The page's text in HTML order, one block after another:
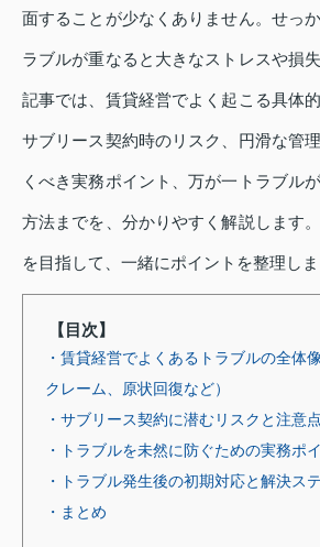
面することが少なくありません。せっ
ラブルが重なると大きなストレスや損
記事では、賃貸経営でよく起こる具体
サブリース契約時のリスク、円滑な管
くべき実務ポイント、万が一トラブル
方法までを、分かりやすく解説します
を目指して、一緒にポイントを整理しま
【目次】
・賃貸経営でよくあるトラブルの全体
クレーム、原状回復など）
・サブリース契約に潜むリスクと注意点
・トラブルを未然に防ぐための実務ポ
・トラブル発生後の初期対応と解決ス
・まとめ